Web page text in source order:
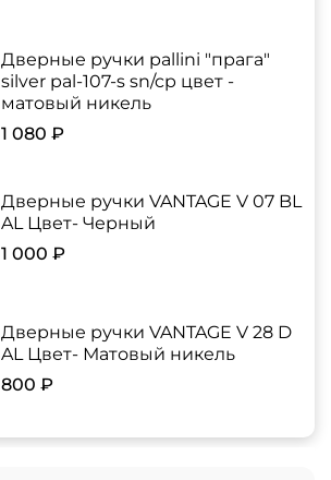
Дверные ручки pallini "прага"
silver pal-107-s sn/cp цвет -
матовый никель
1 080 ₽
Дверные ручки VANTAGE V 07 BL
AL Цвет- Черный
1 000 ₽
Дверные ручки VANTAGE V 28 D
AL Цвет- Матовый никель
800 ₽